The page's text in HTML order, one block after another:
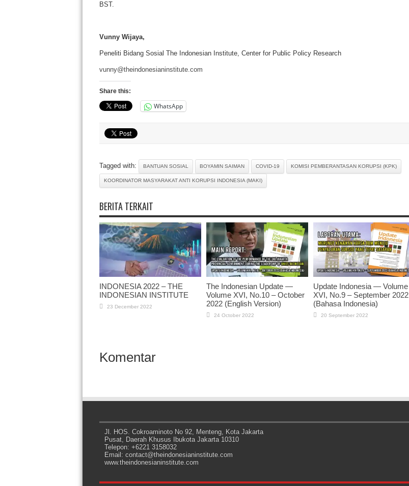
BST.
Vunny Wijaya,
Peneliti Bidang Sosial The Indonesian Institute, Center for Public Policy Research
vunny@theindonesianinstitute.com
Share this:
WhatsApp
Tagged with: BANTUAN SOSIAL BOYAMIN SAIMAN COVID-19 KOMISI PEMBERANTASAN KORUPSI (KPK)
KOORDINATOR MASYARAKAT ANTI KORUPSI INDONESIA (MAKI)
BERITA TERKAIT
INDONESIA 2022 – THE
INDONESIAN INSTITUTE
23 December 2022
The Indonesian Update —
Volume XVI, No.10 – October
2022 (English Version)
24 October 2022
Update Indonesia — Volume
XVI, No.9 – September 2022
(Bahasa Indonesia)
20 September 2022
Komentar
Jl. HOS. Cokroaminoto No 92, Menteng, Kota Jakarta
Pusat, Daerah Khusus Ibukota Jakarta 10310
Telepon: +6221 3158032
Email: contact@theindonesianinstitute.com
www.theindonesianinstitute.com